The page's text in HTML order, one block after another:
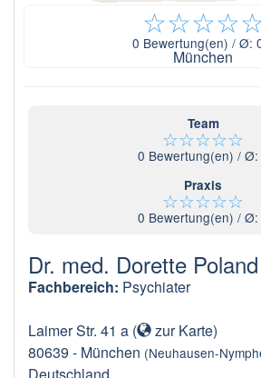
☆☆☆☆
0 Bewertung(en) / Ø:
München
Team
☆☆☆☆☆
0 Bewertung(en) / Ø:
Praxis
☆☆☆☆☆
0 Bewertung(en) / Ø:
Dr. med. Dorette Poland
Fachbereich: Psychiater
Laimer Str. 41 a ( zur Karte)
80639 - München (Neuhausen-
Deutschland